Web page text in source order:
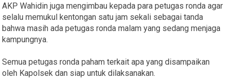
AKP Wahidin juga mengimbau kepada para petugas ronda agar
selalu memukul kentongan satu jam sekali sebagai tanda
bahwa masih ada petugas ronda malam yang sedang menjaga
kampungnya.
Semua petugas ronda paham terkait apa yang disampaikan
oleh Kapolsek dan siap untuk dilaksanakan.